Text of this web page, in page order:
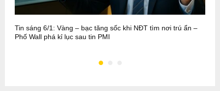
Tin sáng 6/1: Vàng – bạc tăng sốc khi NĐT tìm nơi trú ẩn –
Phố Wall phá kỉ lục sau tin PMI